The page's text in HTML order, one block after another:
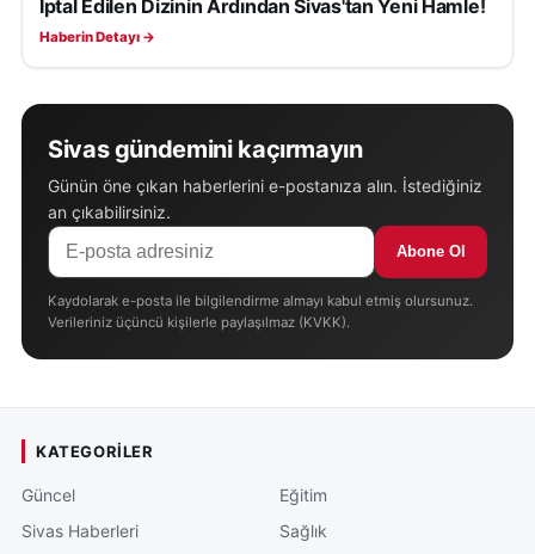
İptal Edilen Dizinin Ardından Sivas'tan Yeni Hamle!
Haberin Detayı →
Sivas gündemini kaçırmayın
Günün öne çıkan haberlerini e-postanıza alın. İstediğiniz
an çıkabilirsiniz.
Abone Ol
Kaydolarak e-posta ile bilgilendirme almayı kabul etmiş olursunuz.
Verileriniz üçüncü kişilerle paylaşılmaz (KVKK).
KATEGORILER
Güncel
Sivas Haberleri
Eğitim
Sağlık